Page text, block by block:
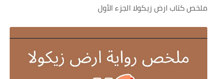
ملخص كتاب ارض زيكولا الجزء الأول